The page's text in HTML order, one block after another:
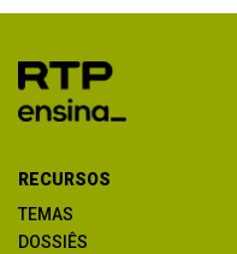
RECURSOS
TEMAS
DOSSIÊS